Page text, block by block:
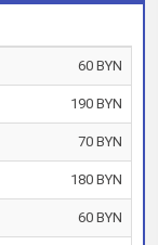
60 BYN
190 BYN
70 BYN
180 BYN
60 BYN